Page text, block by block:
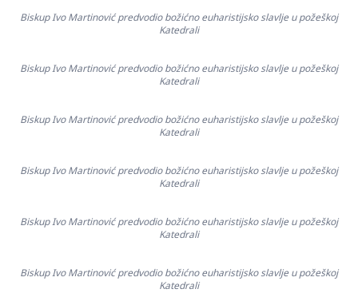
Biskup Ivo Martinović predvodio božićno euharistijsko slavlje u požeškoj
Katedrali
Biskup Ivo Martinović predvodio božićno euharistijsko slavlje u požeškoj
Katedrali
Biskup Ivo Martinović predvodio božićno euharistijsko slavlje u požeškoj
Katedrali
Biskup Ivo Martinović predvodio božićno euharistijsko slavlje u požeškoj
Katedrali
Biskup Ivo Martinović predvodio božićno euharistijsko slavlje u požeškoj
Katedrali
Biskup Ivo Martinović predvodio božićno euharistijsko slavlje u požeškoj
Katedrali